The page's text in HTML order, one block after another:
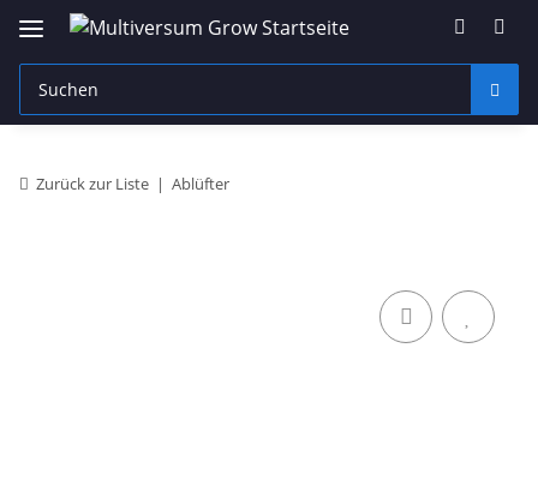
Zurück zur Liste Ablüfter